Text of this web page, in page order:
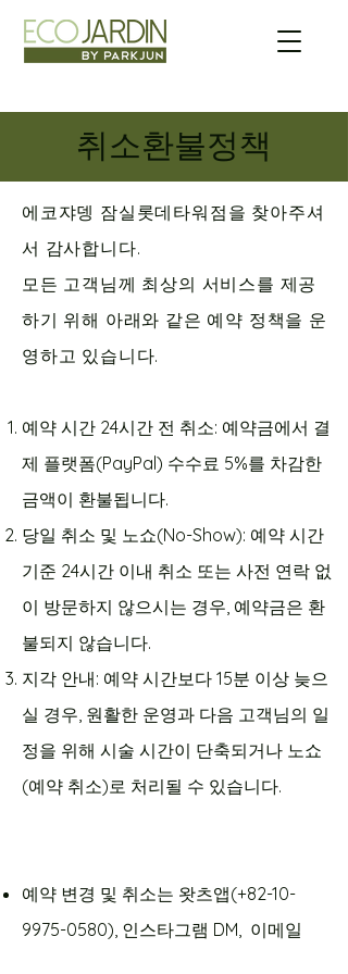
취소환불정책
에코쟈뎅 잠실롯데타워점을 찾아주셔
서 감사합니다.
모든 고객님께 최상의 서비스를 제공
하기 위해 아래와 같은 예약 정책을 운
영하고 있습니다.
예약 시간 24시간 전 취소: 예약금에서 결
제 플랫폼(PayPal) 수수료 5%를 차감한
금액이 환불됩니다.
당일 취소 및 노쇼(No-Show): 예약 시간
기준 24시간 이내 취소 또는 사전 연락 없
이 방문하지 않으시는 경우, 예약금은 환
불되지 않습니다.
지각 안내: 예약 시간보다 15분 이상 늦으
실 경우, 원활한 운영과 다음 고객님의 일
정을 위해 시술 시간이 단축되거나 노쇼
(예약 취소)로 처리될 수 있습니다.
예약 변경 및 취소는 왓츠앱(+82-10-
9975-0580), 인스타그램 DM, 이메일